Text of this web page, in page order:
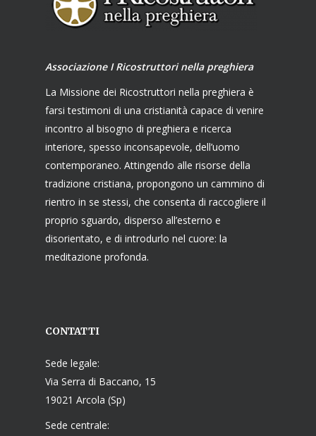
Associazione I Ricostruttori nella preghiera
La Missione dei Ricostruttori nella preghiera è
farsi testimoni di una cristianità capace di venire
incontro al bisogno di preghiera e ricerca
interiore, spesso inconsapevole, dell’uomo
contemporaneo. Attingendo alle risorse della
tradizione cristiana, propongono un cammino di
rientro in se stessi, che consenta di raccogliere il
proprio sguardo, disperso all’esterno e
disorientato, e di introdurlo nel cuore: la
meditazione profonda.
CONTATTI
Sede legale:
Via Serra di Baccano, 15
19021 Arcola (Sp)
Sede centrale: